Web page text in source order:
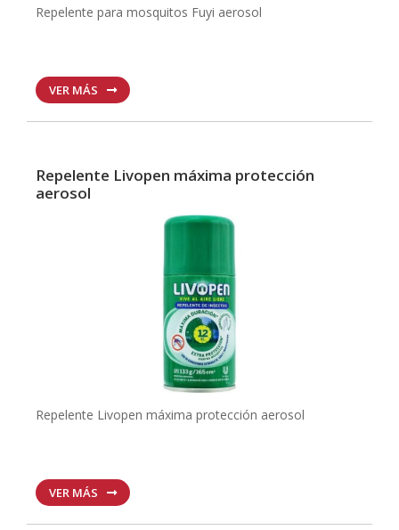
Repelente para mosquitos Fuyi aerosol
VER MÁS
Repelente Livopen máxima protección
aerosol
Repelente Livopen máxima protección aerosol
VER MÁS